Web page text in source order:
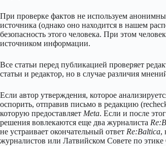
При проверке фактов не используем
источника (однако оно находится в нашем
безопасность этого человека. При этом
источником информации.
Все статьи перед публикацией проверяет
статьи и редактор, но в случае различия
Если автор утверждения, которое
оспорить, отправив письмо в редакцию
которую предоставляет Meta. Если и после
решения вовлекаются еще два журналиста
не устраивает окончательный ответ Re:Baltica,
журналистов или Латвийском Совете по